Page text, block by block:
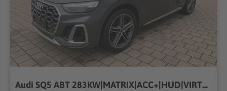
Audi SQ5 ABT 283KW|MATRIX|ACC+|HUD|VIRTUAL